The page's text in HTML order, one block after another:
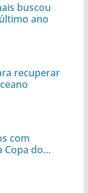
buscou
ano
recuperar
com
Copa do